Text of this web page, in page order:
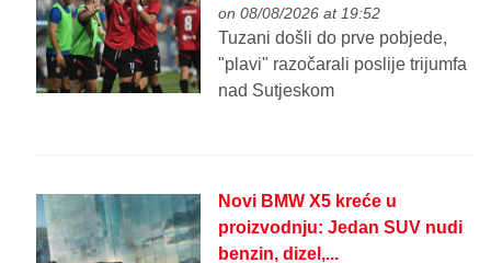
on 08/08/2026 at 19:52
Tuzani došli do prve pobjede,
"plavi" razočarali poslije trijumfa
nad Sutjeskom
Novi BMW X5 kreće u
proizvodnju: Jedan SUV nudi
benzin, dizel,...